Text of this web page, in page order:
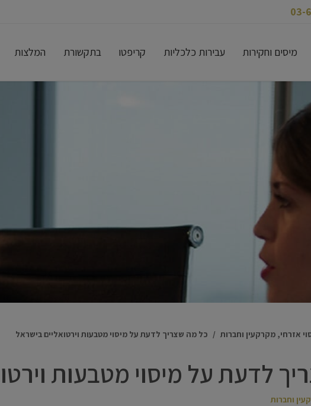
03-
מיסים וחקירות עבירות כלכליות קריפטו בתקשורת המלצות
אזרחי, מקרקעין וחברות / כל מה שצריך לדעת על מיסוי מטבעות וירטואליים בישראל
לדעת על מיסוי מטבעות
וחברות